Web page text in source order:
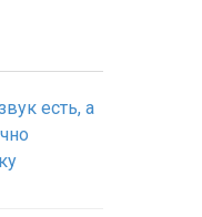
есть, а